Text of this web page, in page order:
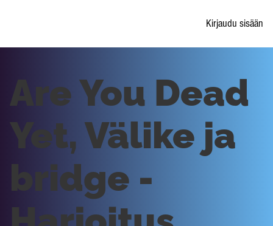
Kirjaudu sisään
Are You Dead
Yet, Välike ja
bridge -